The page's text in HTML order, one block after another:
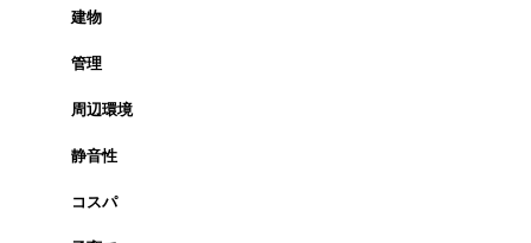
建物
管理
周辺環境
静音性
コスパ